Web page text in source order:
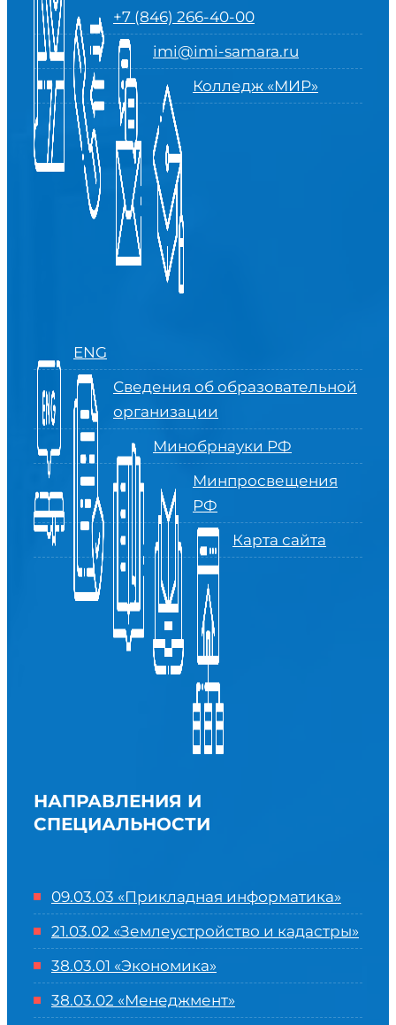
+7 (846) 266-40-00
imi@imi-samara.ru
Колледж «МИР»
ENG
Сведения об образовательной
организации
Минобрнауки РФ
Минпросвещения
РФ
Карта сайта
НАПРАВЛЕНИЯ И
СПЕЦИАЛЬНОСТИ
09.03.03 «Прикладная информатика»
21.03.02 «Землеустройство и кадастры»
38.03.01 «Экономика»
38.03.02 «Менеджмент»